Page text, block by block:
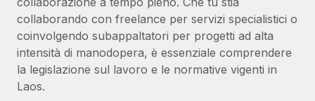
collaborando con freelance per servizi specialistici o
coinvolgendo subappaltatori per progetti ad alta
intensità di manodopera, è essenziale comprendere
la legislazione sul lavoro e le normative vigenti in
Laos.